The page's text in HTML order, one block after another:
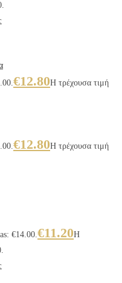
€12.80Η τρέχουσα τιμή
€12.80Η τρέχουσα τιμή
€14.00.€11.20Η